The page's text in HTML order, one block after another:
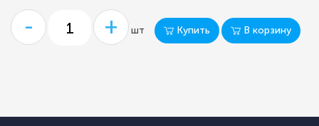
- + шт Купить В корзину